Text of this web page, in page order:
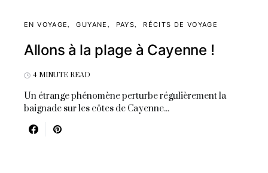
EN VOYAGE GUYANE PAYS RÉCITS DE VOYAGE
Allons à la plage à Cayenne !
4 MINUTE READ
Un étrange phénomène perturbe régulièrement la
baignade sur les côtes de Cayenne...